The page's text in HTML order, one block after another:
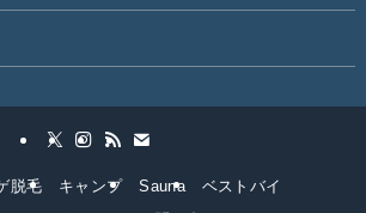
脱毛 キャンプ Sauna
ベストバイ